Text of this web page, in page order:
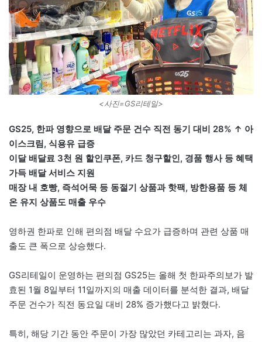
<사진=GS리테일>
GS25, 한파 영향으로 배달 주문 건수 직전 동기 대비 28% ↑ 아
이스크림, 식용유 급증
이달 배달료 3천 원 할인쿠폰, 카드 청구할인, 경품 행사 등 혜택
가득 배달 서비스 지원
매장 내 호빵, 즉석어묵 등 동절기 상품과 핫팩, 방한용품 등 체
온 유지 상품도 매출 우수
영하권 한파로 인해 편의점 배달 수요가 급증하며 관련 상품 매
출도 큰 폭으로 상승했다.
GS리테일이 운영하는 편의점 GS25는 올해 첫 한파주의보가 발
효된 1월 8일부터 11일까지의 매출 데이터를 분석한 결과, 배달
주문 건수가 직전 동요일 대비 28% 증가했다고 밝혔다.
특히, 해당 기간 동안 주문이 가장 많았던 카테고리는 과자, 음